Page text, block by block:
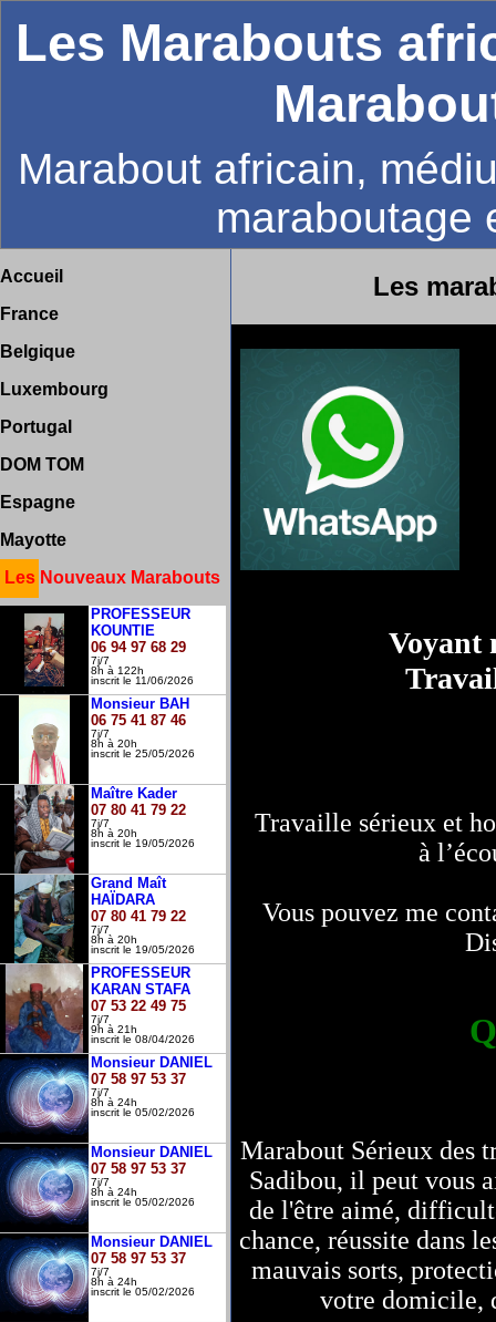
Les Marabouts
Marabout africain,
maraboutage
Accueil
France
Belgique
Luxembourg
Portugal
DOM TOM
Espagne
Mayotte
Les Nouveaux Marabouts
PROFESSEUR
KOUNTIE
06 94 97 68 29
7j/7
8h à 122h
inscrit le 11/06/2026
Monsieur BAH
06 75 41 87 46
7j/7
8h à 20h
inscrit le 25/05/2026
Maître Kader
07 80 41 79 22
7j/7
8h à 20h
inscrit le 19/05/2026
Grand Maît
HAÏDARA
07 80 41 79 22
7j/7
8h à 20h
inscrit le 19/05/2026
PROFESSEUR
KARAN STAFA
07 53 22 49 75
7j/7
9h à 21h
inscrit le 08/04/2026
Monsieur DANIEL
07 58 97 53 37
7j/7
8h à 24h
inscrit le 05/02/2026
Monsieur DANIEL
07 58 97 53 37
7j/7
8h à 24h
inscrit le 05/02/2026
Monsieur DANIEL
07 58 97 53 37
7j/7
8h à 24h
inscrit le 05/02/2026
Les
Voyant
Travaille sérieux et
à
Vous pouvez me
Marabout Sérieux des
Sadibou, il peut vous
de l'être aimé,
chance, réussite dans
mauvais sorts,
votre domicile,